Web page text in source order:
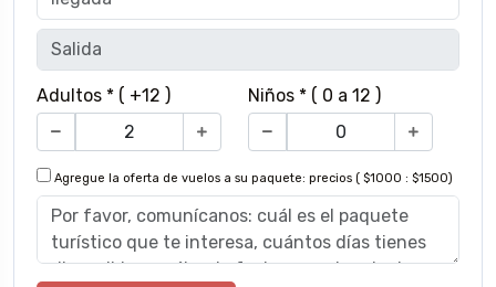
Adultos * ( +12 ) Niños * ( 0 a 12 )
Agregue la oferta de vuelos a su paquete: precios ( $1000 : $1500)